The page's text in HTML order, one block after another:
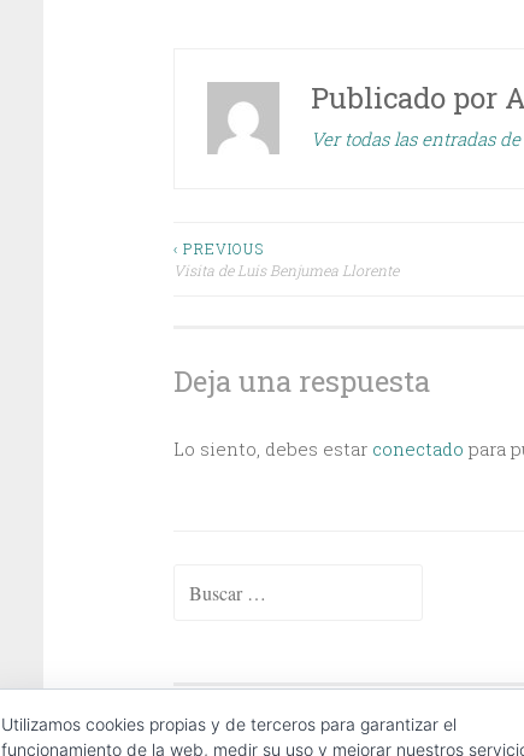
Publicado por
Ver todas las entradas
Navegación
entradas
‹ PREVIOUS
Visita de Luis Benjumea Llorente
Deja una respuesta
Lo siento, debes estar conectado para
Buscar:
ABOUT | CONTACT COOKIES POLICY
Utilizamos cookies propias y de terceros para garantizar el
funcionamiento de la web, medir su uso y mejorar nuestros